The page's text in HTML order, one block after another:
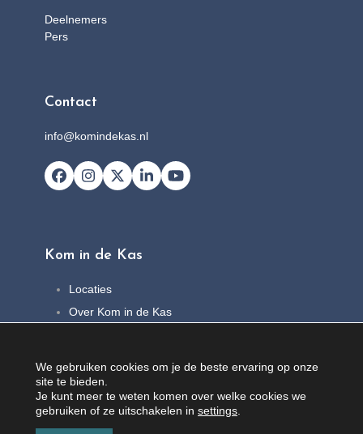
Deelnemers
Pers
Contact
info@komindekas.nl
Facebook
Instagram
X LinkedInYouTube
Kom in de Kas
Locaties
Over Kom in de Kas
Contact
We gebruiken cookies om je de beste ervaring op onze
site te bieden.
Je kunt meer te weten komen over welke cookies we
gebruiken of ze uitschakelen in settings